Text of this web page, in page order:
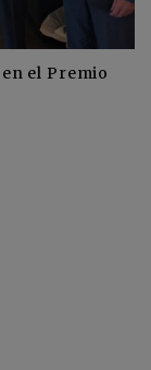
el Premio